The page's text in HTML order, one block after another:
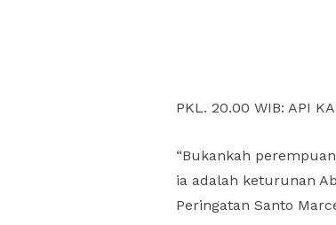
PKL. 20.00 WIB: API
“Bukankah
ia adalah keturunan
Peringatan Santo